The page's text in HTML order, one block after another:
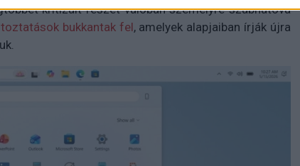
kritizált részét valóban személyre szabhatóvá
bukkantak fel, amelyek alapjaiban írják újra